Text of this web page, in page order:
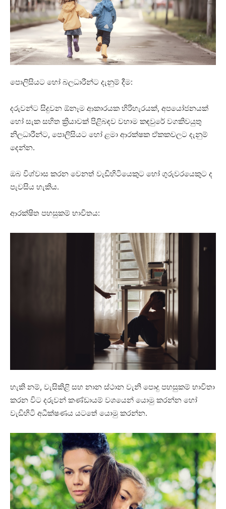
පොලිසියට හෝ බලධාරීන්ට දැනුම් දීම:
දරුවන්ට සිදුවන ඕනෑම ආකාරයක හිරිහැරයක්, අපයෝජනයක්
හෝ සැක සහිත ක්‍රියාවක් පිළිබඳව වහාම කඳවුරේ වගකිවයුතු
නිලධාරීන්ට, පොලිසියට හෝ ළමා ආරක්ෂක ඒකකවලට දැනුම්
දෙන්න.
ඔබ විශ්වාස කරන වෙනත් වැඩිහිටියෙකුට හෝ ගුරුවරයෙකුට ද
පැවසිය හැකිය.
ආරක්ෂිත පහසුකම් භාවිතය:
හැකි නම්, වැසිකිළි සහ නාන ස්ථාන වැනි පොදු පහසුකම් භාවිතා
කරන විට දරුවන් කණ්ඩායම් වශයෙන් යොමු කරන්න හෝ
වැඩිහිටි අධීක්ෂණය යටතේ යොමු කරන්න.